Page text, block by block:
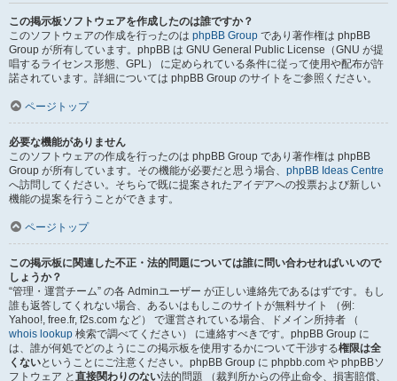
この掲示板ソフトウェアを作成したのは誰ですか？
このソフトウェアの作成を行ったのは phpBB Group であり著作権は phpBB
Group が所有しています。phpBB は GNU General Public License（GNU が提
唱するライセンス形態、GPL） に定められている条件に従って使用や配布が許
諾されています。詳細については phpBB Group のサイトをご参照ください。
ページトップ
必要な機能がありません
このソフトウェアの作成を行ったのは phpBB Group であり著作権は phpBB
Group が所有しています。その機能が必要だと思う場合、 phpBB Ideas Centre
へ訪問してください。そちらで既に提案されたアイデアへの投票および新しい
機能の提案を行うことができます。
ページトップ
この掲示板に関連した不正・法的問題については誰に問い合わせればいいので
しょうか？
“管理・運営チーム” の各 Adminユーザー が正しい連絡先であるはずです。もし
誰も返答してくれない場合、あるいはもしこのサイトが無料サイト （例:
Yahoo!, free.fr, f2s.com など） で運営されている場合、ドメイン所持者 （
whois lookup 検索で調べてください） に連絡すべきです。phpBB Group に
は、誰が何処でどのようにこの掲示板を使用するかについて干渉する権限は全
くないということにご注意ください。phpBB Group に phpbb.com や phpBBソ
フトウェア と 直接関わりのない法的問題 （裁判所からの停止命令、損害賠償、